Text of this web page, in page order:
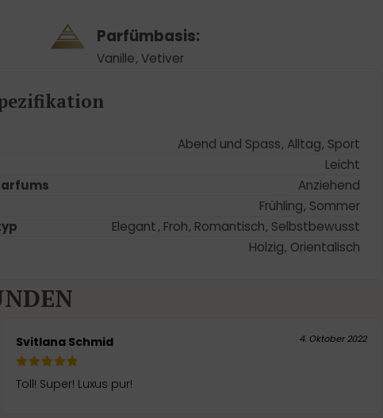
Parfümbasis:
Vanille, Vetiver
Abend und Spass, Alltag, Sport
Leicht
Anziehend
Frühling, Sommer
Elegant, Froh, Romantisch, Selbstbewusst
Holzig, Orientalisch
Svitlana Schmid 4. Oktober 2022
Toll! Super! Luxus pur!